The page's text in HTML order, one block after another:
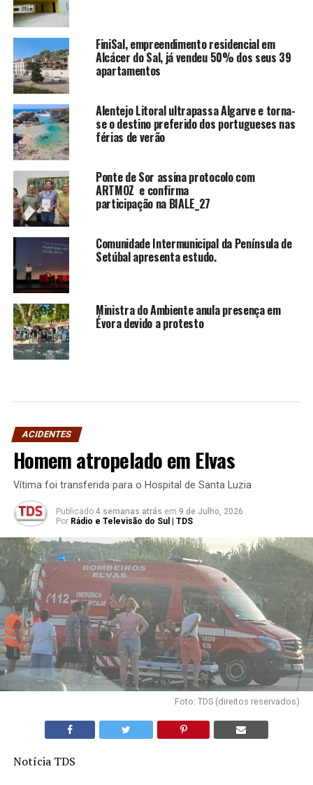
FiniSal, empreendimento residencial em
Alcácer do Sal, já vendeu 50% dos seus 39
apartamentos
Alentejo Litoral ultrapassa Algarve e torna-
se o destino preferido dos portugueses nas
férias de verão
Ponte de Sor assina protocolo com
ARTMOZ e confirma
participação na BIALE_27
Comunidade Intermunicipal da Península de
Setúbal apresenta estudo.
Ministra do Ambiente anula presença em
Évora devido a protesto
ACIDENTES
Homem atropelado em Elvas
Vítima foi transferida para o Hospital de Santa Luzia
Publicado 4 semanas atrás em 9 de Julho, 2026
Por Rádio e Televisão do Sul | TDS
Foto: TDS (direitos reservados)
Notícia TDS